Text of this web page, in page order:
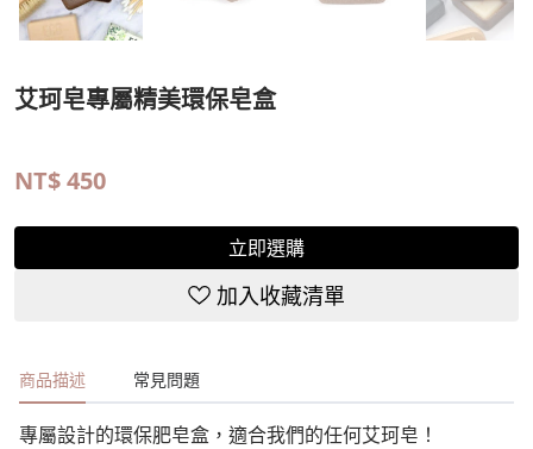
艾珂皂專屬精美環保皂盒
NT$450
立即選購
加入收藏清單
商品描述 常見問題
專屬設計的環保肥皂盒，適合我們的任何艾珂皂！